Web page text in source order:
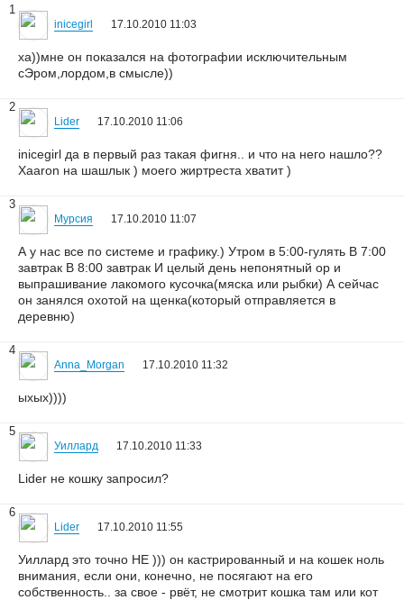
1
inicegirl 17.10.2010 11:03
ха))мне он показался на фотографии исключительным
сЭром,лордом,в смысле))
2
Lider 17.10.2010 11:06
inicegirl да в первый раз такая фигня.. и что на него нашло??
Xaaron на шашлык ) моего жиртреста хватит )
3
Мурсия 17.10.2010 11:07
А у нас все по системе и графику.) Утром в 5:00-гулять В 7:00
завтрак В 8:00 завтрак И целый день непонятный ор и
выпрашивание лакомого кусочка(мяска или рыбки) А сейчас
он занялся охотой на щенка(который отправляется в
деревню)
4
Anna_Morgan 17.10.2010 11:32
ыхых))))
5
Уиллард 17.10.2010 11:33
Lider не кошку запросил?
6
Lider 17.10.2010 11:55
Уиллард это точно НЕ ))) он кастрированный и на кошек ноль
внимания, если они, конечно, не посягают на его
собственность.. за свое - рвёт, не смотрит кошка там или кот